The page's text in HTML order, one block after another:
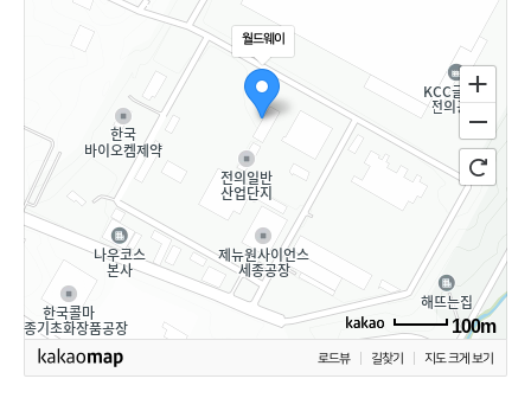
월드웨이
100m
로드뷰 길찾기 지도 크게 보기